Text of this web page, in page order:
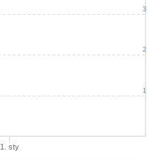
1. sty
1
2
3